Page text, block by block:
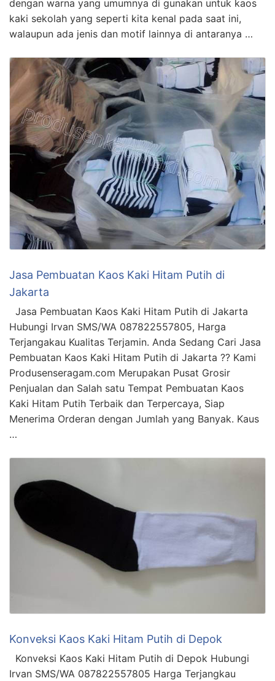
dengan warna yang umumnya di gunakan untuk kaos
kaki sekolah yang seperti kita kenal pada saat ini,
walaupun ada jenis dan motif lainnya di antaranya …
Jasa Pembuatan Kaos Kaki Hitam Putih di
Jakarta
Jasa Pembuatan Kaos Kaki Hitam Putih di Jakarta
Hubungi Irvan SMS/WA 087822557805, Harga
Terjangakau Kualitas Terjamin. Anda Sedang Cari Jasa
Pembuatan Kaos Kaki Hitam Putih di Jakarta ?? Kami
Produsenseragam.com Merupakan Pusat Grosir
Penjualan dan Salah satu Tempat Pembuatan Kaos
Kaki Hitam Putih Terbaik dan Terpercaya, Siap
Menerima Orderan dengan Jumlah yang Banyak. Kaus
…
Konveksi Kaos Kaki Hitam Putih di Depok
Konveksi Kaos Kaki Hitam Putih di Depok Hubungi
Irvan SMS/WA 087822557805 Harga Terjangkau